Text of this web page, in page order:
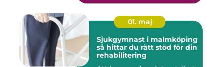
01. maj
Sjukgymnast i malmköping
så hittar du rätt stöd för din
rehabilitering